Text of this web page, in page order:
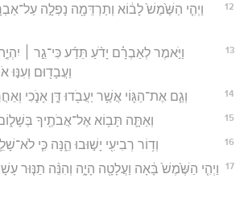
12
וַיְהִ֤י הַשֶּׁ֙מֶשׁ֙ לָב֔וֹא וְתַרְדֵּמָ֖ה נָפְלָ֣ה
13
וַיֹּ֣אמֶר לְאַבְרָ֗ם יָדֹ֨עַ תֵּדַ֜ע כִּי־גֵ֣ר ׀
וַעֲבָד֖וּם
14 וְגַ֧ם אֶת־הַגּ֛וֹי אֲשֶׁ֥ר יַעֲבֹ֖דוּ דָּ֣ן אָנֹ֑כִי
15 וְאַתָּ֛ה תָּב֥וֹא אֶל־אֲבֹתֶ֖יךָ
16 וְד֥וֹר רְבִיעִ֖י יָשׁ֣וּבוּ הֵ֑נָּה כִּ֧י
17
וַיְהִ֤י הַשֶּׁ֙מֶשׁ֙ בָּ֔אָה וַעֲלָטָ֖ה הָיָ֑ה וְהִנֵּ֨ה תַנּ֤וּר